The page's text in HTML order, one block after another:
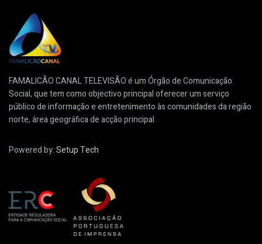
FAMALICÃO CANAL TELEVISÃO é um Órgão de Comunicação
Social, que tem como objectivo principal oferecer um serviço
público de informação e entretenimento às comunidades da região
norte, área geográfica de acção principal.
Powered by:Setup Tech